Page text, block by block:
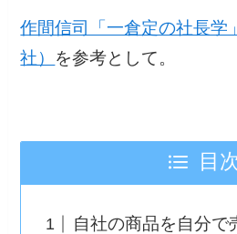
作間信司「一倉定の社長学
社） を参考として。
目
自社の商品を自分で